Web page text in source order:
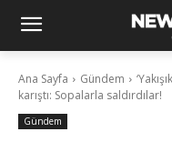
Ana Sayfa Gündem
karıştı: Sopalarla saldırdılar!
Gündem